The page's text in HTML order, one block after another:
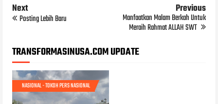
Next
Posting Lebih Baru
Previous
Manfaatkan Malam Berkah Untuk
Meraih Rahmat ALLAH SWT
TRANSFORMASINUSA.COM UPDATE
NASIONAL - TOKOH PERS NASIONAL